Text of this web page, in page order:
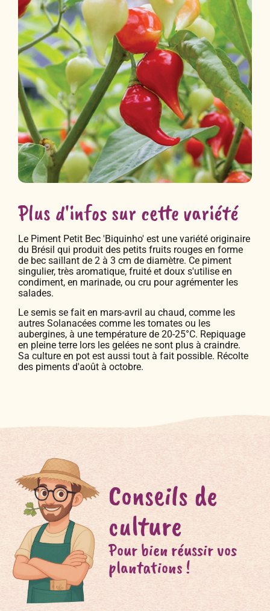
Plus d'infos sur cette variété
Le Piment Petit Bec 'Biquinho' est une variété originaire
du Brésil qui produit des petits fruits rouges en forme
de bec saillant de 2 à 3 cm de diamètre. Ce piment
singulier, très aromatique, fruité et doux s'utilise en
condiment, en marinade, ou cru pour agrémenter les
salades.
Le semis se fait en mars-avril au chaud, comme les
autres Solanacées comme les tomates ou les
aubergines, à une température de 20-25°C. Repiquage
en pleine terre lors les gelées ne sont plus à craindre.
Sa culture en pot est aussi tout à fait possible. Récolte
des piments d'août à octobre.
Conseils de
culture
Pour bien réussir vos
plantations !